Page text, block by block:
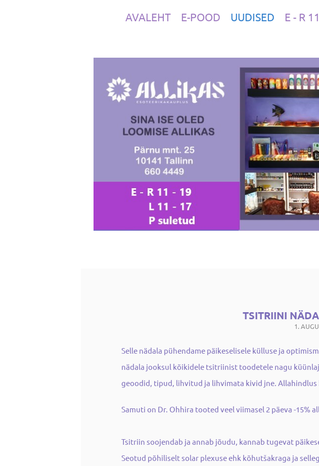
AVALEHT E-POOD UUDISED E - R
TSITRIINI
1.
Selle nädala pühendame päikeselisele külluse ja
nädala jooksul kõikidele tsitriinist toodetele nagu
geoodid, tipud, lihvitud ja lihvimata kivid jne. Allahindlus
Samuti on Dr. Ohhira tooted veel viimasel 2 päeva -15%
Tsitriin soojendab ja annab jõudu, kannab tugevat
Seotud põhiliselt solar plexuse ehk kõhutšakraga ja